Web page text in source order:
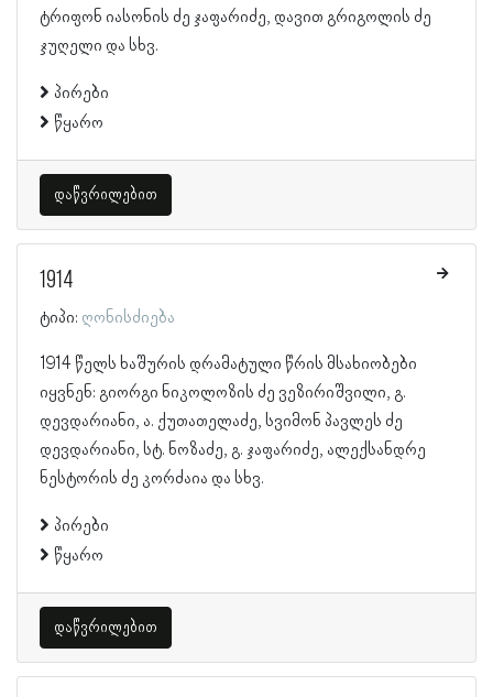
ტრიფონ იასონის ძე ჯაფარიძე, დავით გრიგოლის ძე
ჯუღელი და სხვ.
პირები
წყარო
დაწვრილებით
1914
ტიპი: ღონისძიება
1914 წელს ხაშურის დრამატული წრის მსახიობები
იყვნენ: გიორგი ნიკოლოზის ძე ვეზირიშვილი, გ.
დევდარიანი, ა. ქუთათელაძე, სვიმონ პავლეს ძე
დევდარიანი, სტ. ნოზაძე, გ. ჯაფარიძე, ალექსანდრე
ნესტორის ძე კორძაია და სხვ.
პირები
წყარო
დაწვრილებით